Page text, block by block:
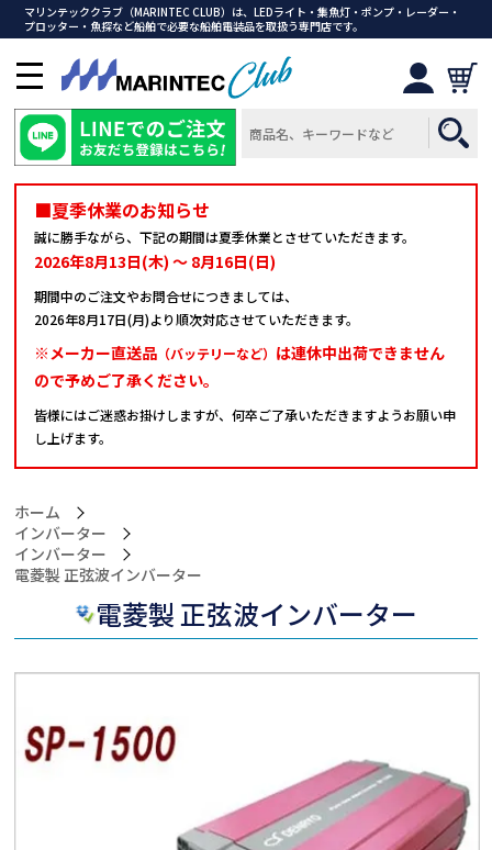
マリンテッククラブ（MARINTEC CLUB）は、LEDライト・集魚灯・ポンプ・レーダー・
プロッター・魚探など船舶で必要な船舶電装品を取扱う専門店です。
メ
ニ
ュ
ー
を
■夏季休業のお知らせ
誠に勝手ながら、下記の期間は夏季休業とさせていただきます。
2026年8月13日(木) ～ 8月16日(日)
期間中のご注文やお問合せにつきましては、
2026年8月17日(月)より順次対応させていただきます。
※メーカー直送品 （バッテリーなど） は連休中出荷できません
ので予めご了承ください。
皆様にはご迷惑お掛けしますが、何卒ご了承いただきますようお願い申
し上げます。
ホーム
インバーター
インバーター
>電菱製 正弦波インバーター
電菱製 正弦波インバーター